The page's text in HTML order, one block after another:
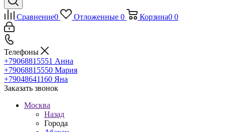
Сравнение0 Отложенные 0 Корзина0 0
Телефоны
+79068815551 Анна
+79068815550 Мария
+79048641160 Яна
Заказать звонок
Москва
Назад
Города